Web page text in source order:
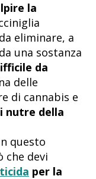
la
eliminare, a
una sostanza
da
delle
di cannabis e
nutre della
questo
devi
per la